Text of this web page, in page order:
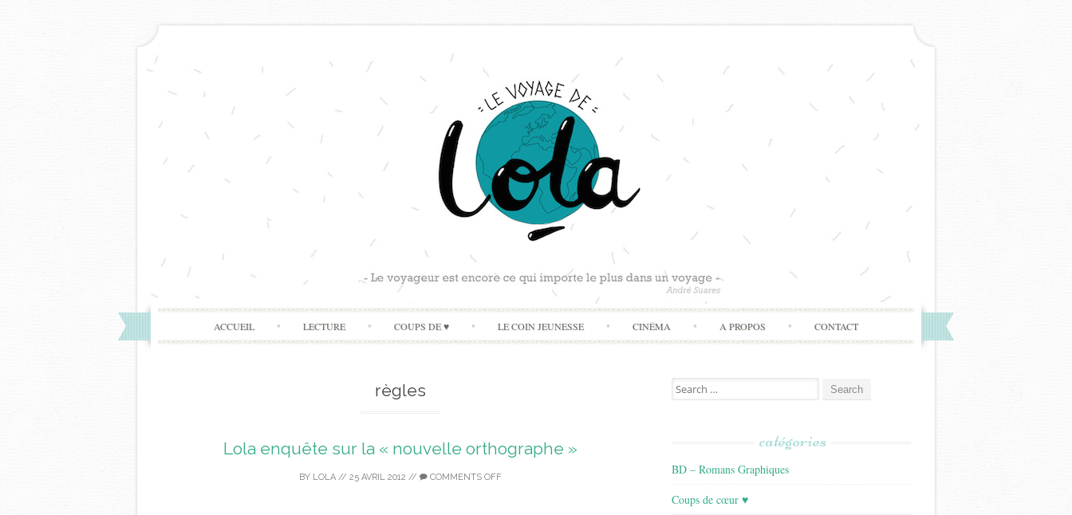
Skip
to
ACCUEIL LECTURE COUPS DE ♥ LE COIN JEUNESSE CINÉMA A PROPOS CONTACT
règles
Lola enquête sur la « nouvelle orthographe »
BY LOLA // 25 AVRIL 2012 // COMMENTS OFF
Search
for:
catégories
BD – Romans Graphiques
Coups de cœur ♥